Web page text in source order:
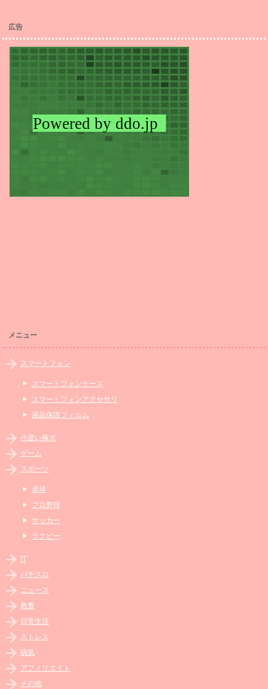
広告
メニュー
スマートフォン
スマートフォンケース
スマートフォンアクセサリ
液晶保護フィルム
小遣い稼ぎ
ゲーム
スポーツ
卓球
プロ野球
サッカー
ラクビー
IT
パチスロ
ニュース
教養
日常生活
ストレス
病気
アフィリエイト
その他